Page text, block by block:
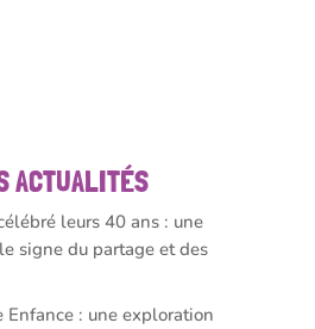
ACTUALITÉS
leurs 40 ans : une
signe du partage et des
: une exploration